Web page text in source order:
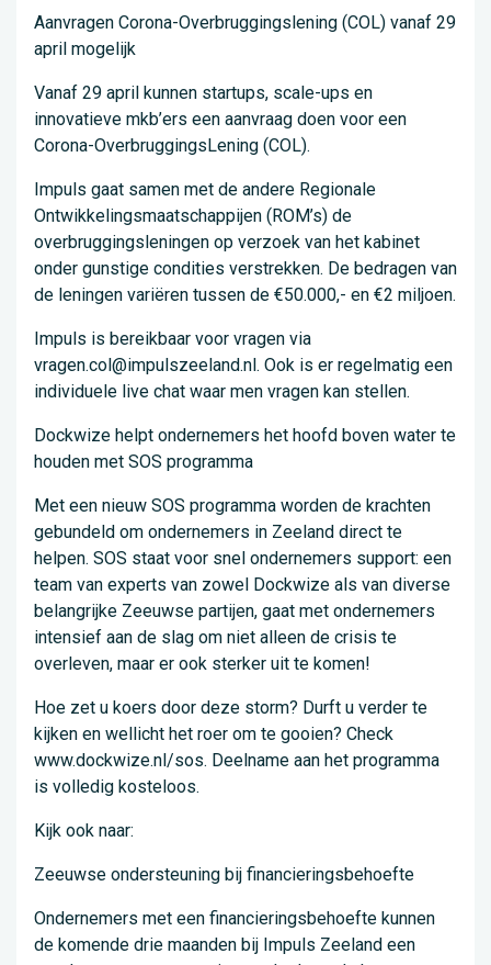
Aanvragen Corona-Overbruggingslening (COL) vanaf 29
april mogelijk
Vanaf 29 april kunnen startups, scale-ups en
innovatieve mkb’ers een aanvraag doen voor een
Corona-OverbruggingsLening (COL).
Impuls gaat samen met de andere Regionale
Ontwikkelingsmaatschappijen (ROM’s) de
overbruggingsleningen op verzoek van het kabinet
onder gunstige condities verstrekken. De bedragen van
de leningen variëren tussen de €50.000,- en €2 miljoen.
Impuls is bereikbaar voor vragen via
vragen.col@impulszeeland.nl. Ook is er regelmatig een
individuele live chat waar men vragen kan stellen.
Dockwize helpt ondernemers het hoofd boven water te
houden met SOS programma
Met een nieuw SOS programma worden de krachten
gebundeld om ondernemers in Zeeland direct te
helpen. SOS staat voor snel ondernemers support: een
team van experts van zowel Dockwize als van diverse
belangrijke Zeeuwse partijen, gaat met ondernemers
intensief aan de slag om niet alleen de crisis te
overleven, maar er ook sterker uit te komen!
Hoe zet u koers door deze storm? Durft u verder te
kijken en wellicht het roer om te gooien? Check
www.dockwize.nl/sos. Deelname aan het programma
is volledig kosteloos.
Kijk ook naar:
Zeeuwse ondersteuning bij financieringsbehoefte
Ondernemers met een financieringsbehoefte kunnen
de komende drie maanden bij Impuls Zeeland een